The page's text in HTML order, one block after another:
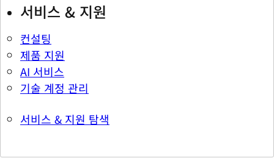
서비스 & 지원
컨설팅
제품 지원
AI 서비스
기술 계정 관리
서비스 & 지원 탐색